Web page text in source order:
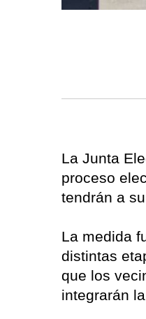
La Junta
proceso
tendrán a
La medida
distintas
que los
integrarán